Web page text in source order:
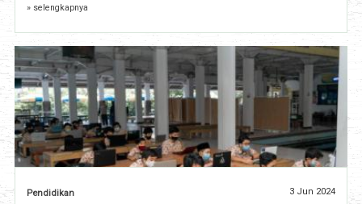
» selengkapnya
Pendidikan 3 Jun 2024